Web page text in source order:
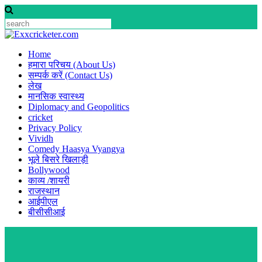
Skip
to
content
Home
हमारा परिचय (About Us)
सम्पर्क करें (Contact Us)
लेख
मानसिक स्वास्थ्य
Diplomacy and Geopolitics
cricket
Privacy Policy
Vividh
Comedy Haasya Vyangya
भूले बिसरे खिलाड़ी
Bollywood
काव्य /शायरी
राजस्थान
आईपीएल
बीसीसीआई